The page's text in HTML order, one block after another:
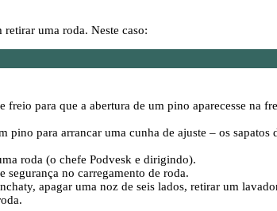
uma roda. Neste caso:
freio para que a abertura de um pino aparecesse na
pino para arrancar uma cunha de ajuste – os sapatos
roda (o chefe Podvesk e dirigindo).
segurança no carregamento de roda.
apagar uma noz de seis lados, retirar um